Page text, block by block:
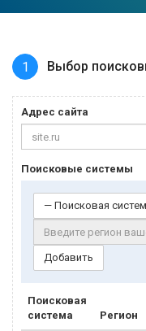
1 Выбор
Адрес сайта
Поисковые системы
— Поисковая
Добавить
Поисковая
система
Регион